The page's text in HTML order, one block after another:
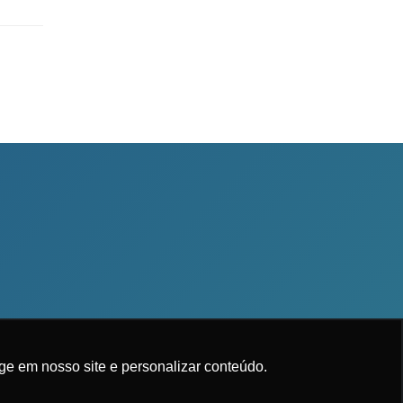
em nosso site e personalizar conteúdo.